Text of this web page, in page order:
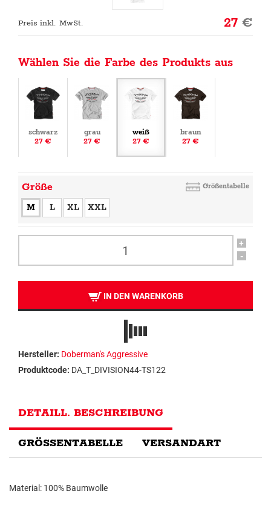
Preis inkl. MwSt. 27€
Wählen Sie die Farbe des Produkts aus
schwarz
27 €
grau
27 €
weiß
27 €
braun
27 €
Größe Größentabelle
M L XL XXL
+
-
IN DEN WARENKORB
Hersteller: Doberman's Aggressive
Produktcode: DA_T_DIVISION44-TS122
DETAILL. BESCHREIBUNG
GRÖSSENTABELLE VERSANDART
Material: 100% Baumwolle